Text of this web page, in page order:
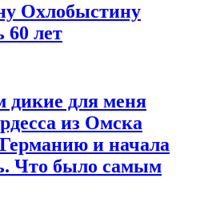
Охлобыстину
60 лет
дикие для меня
из Омска
и начала
Что было самым